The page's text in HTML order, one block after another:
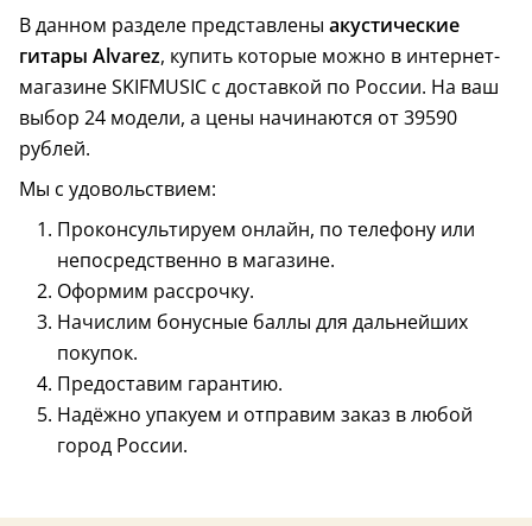
Винтаж
Состояние: хорошее
верхняя дека из массива
кейс в комплекте
В данном разделе представлены акустические
гитары Alvarez, купить которые можно в интернет-
магазине SKIFMUSIC с доставкой по России. На ваш
выбор 24 модели, а цены начинаются от 39590
рублей.
Мы с удовольствием:
Проконсультируем онлайн, по телефону или
непосредственно в магазине.
Оформим рассрочку.
Начислим бонусные баллы для дальнейших
покупок.
Предоставим гарантию.
Надёжно упакуем и отправим заказ в любой
город России.